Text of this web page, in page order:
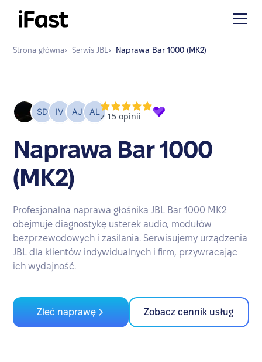
Strona główna› Serwis JBL › Naprawa Bar 1000 (MK2)
Naprawa Bar 1000
(MK2)
Profesjonalna naprawa głośnika JBL Bar 1000 MK2
obejmuje diagnostykę usterek audio, modułów
bezprzewodowych i zasilania. Serwisujemy urządzenia
JBL dla klientów indywidualnych i firm, przywracając
ich wydajność.
Zleć naprawę Zobacz cennik usług